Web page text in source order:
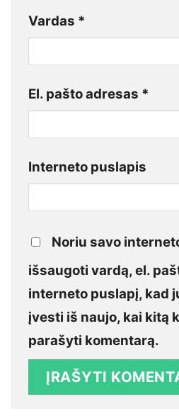
Vardas *
El. pašto adresas *
Interneto puslapis
Noriu savo
išsaugoti vardą, el.
interneto puslapį, kad
įvesti iš naujo, kai kitą
parašyti komentarą.